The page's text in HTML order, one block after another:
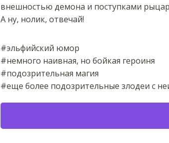
внешностью демона и поступками
А ну, нолик, отвечай!
#эльфийский юмор
#немного наивная, но бойкая героиня
#подозрительная магия
#еще более подозрительные злодеи с